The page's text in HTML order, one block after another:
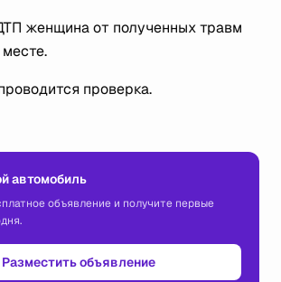
женщина от полученных травм
проверка.
автомобиль
объявление и получите первые
Разместить объявление